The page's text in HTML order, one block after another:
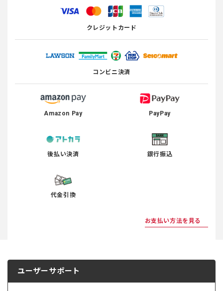
クレジットカード
コンビニ決済
Amazon Pay PayPay
後払い決済 銀行振込
代金引換
お支払い方法を見る
ユーザーサポート